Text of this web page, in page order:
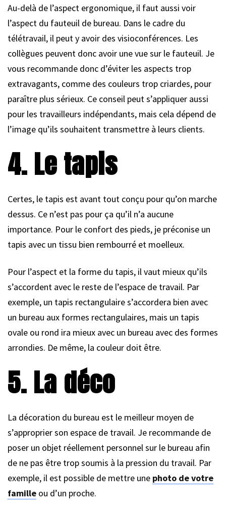
Au-delà de l’aspect ergonomique, il faut aussi voir
l’aspect du fauteuil de bureau. Dans le cadre du
télétravail, il peut y avoir des visioconférences. Les
collègues peuvent donc avoir une vue sur le fauteuil. Je
vous recommande donc d’éviter les aspects trop
extravagants, comme des couleurs trop criardes, pour
paraître plus sérieux. Ce conseil peut s’appliquer aussi
pour les travailleurs indépendants, mais cela dépend de
l’image qu’ils souhaitent transmettre à leurs clients.
4. Le tapis
Certes, le tapis est avant tout conçu pour qu’on marche
dessus. Ce n’est pas pour ça qu’il n’a aucune
importance. Pour le confort des pieds, je préconise un
tapis avec un tissu bien rembourré et moelleux.
Pour l’aspect et la forme du tapis, il vaut mieux qu’ils
s’accordent avec le reste de l’espace de travail. Par
exemple, un tapis rectangulaire s’accordera bien avec
un bureau aux formes rectangulaires, mais un tapis
ovale ou rond ira mieux avec un bureau avec des formes
arrondies. De même, la couleur doit être.
5. La déco
La décoration du bureau est le meilleur moyen de
s’approprier son espace de travail. Je recommande de
poser un objet réellement personnel sur le bureau afin
de ne pas être trop soumis à la pression du travail. Par
exemple, il est possible de mettre une photo de votre
famille ou d’un proche.